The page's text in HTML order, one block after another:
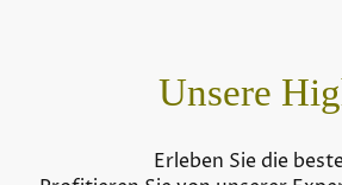
Unsere
Erleben Sie die